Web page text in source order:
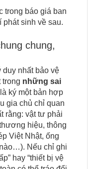
trong báo giá ban
phát sinh về sau.
chung,
duy nhất bảo vệ
trong những sai
ký một bản hợp
gia chủ chỉ quan
rằng: vật tư phải
hiệu, thông
Việt Nhật, ống
Nếu chỉ ghi
hay “thiết bị vệ